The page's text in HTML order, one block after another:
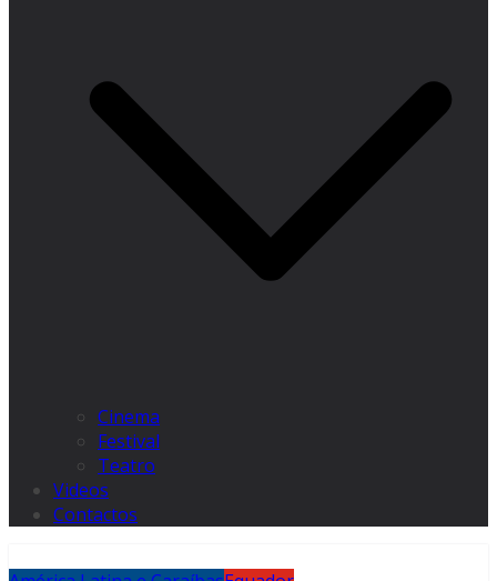
Cinema
Festival
Teatro
Videos
Contactos